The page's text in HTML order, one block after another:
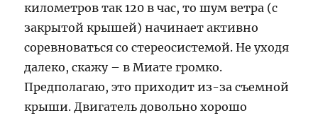
километров так 120 в час, то шум ветра (с
закрытой крышей) начинает активно
соревноваться со стереосистемой. Не уходя
далеко, скажу – в Миате громко.
Предполагаю, это приходит из-за съемной
крыши. Двигатель довольно хорошо